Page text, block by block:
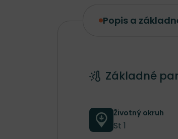
Popis a
Popis a základné
Základné
Životný okruh
St 1